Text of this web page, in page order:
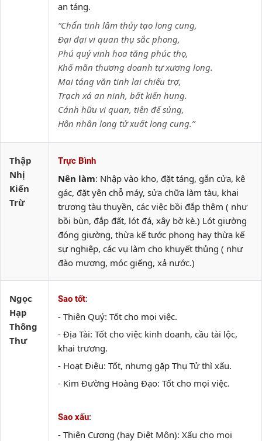
an táng.
“Chẩn tinh lâm thủy tạo long cung,
Đại đại vi quan thụ sắc phong,
Phú quý vinh hoa tăng phúc thọ,
Khố mãn thương doanh tự xương long.
Mai táng văn tinh lai chiếu trợ,
Trạch xá an ninh, bất kiến hung.
Cánh hữu vi quan, tiên đế sủng,
Hôn nhân long tử xuất long cung.”
Thập
Nhị
Kiến
Trừ
Trực Bình
Nên làm: Nhập vào kho, đặt táng, gắn cửa, kê
gác, đặt yên chỗ máy, sửa chữa làm tàu, khai
trương tàu thuyền, các việc bồi đắp thêm ( như
bồi bùn, đắp đất, lót đá, xây bờ kè.) Lót giường
đóng giường, thừa kế tước phong hay thừa kế
sự nghiệp, các vụ làm cho khuyết thủng ( như
đào mương, móc giếng, xả nước.)
Ngọc
Hạp
Thông
Thư
Sao tốt:
- Thiên Quý: Tốt cho mọi việc.
- Địa Tài: Tốt cho việc kinh doanh, cầu tài lộc,
khai trương.
- Hoạt Điệu: Tốt, nhưng gặp Thụ Tử thì xấu.
- Kim Đường Hoàng Đạo: Tốt cho mọi việc.
Sao xấu:
- Thiên Cương (hay Diệt Môn): Xấu cho mọi